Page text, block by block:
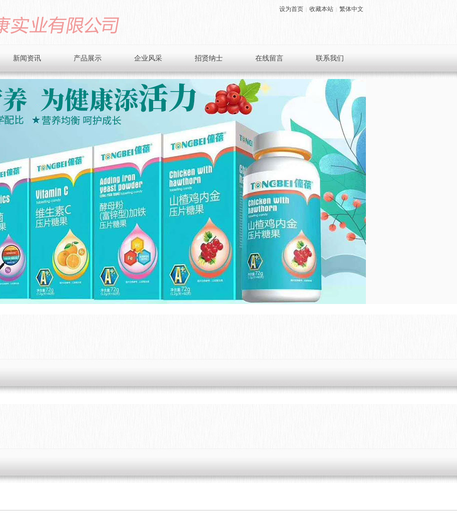
设为首页 收藏本站 繁体中文
新闻资讯
业界资讯
产品展示
礼装系列
压片糖果
乳铁蛋白礼盒
企业风采 招贤纳士 在线留言 联系我们